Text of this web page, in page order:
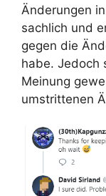
Änderungen
sachlich und
gegen die
habe. Jedoch
Meinung
umstrittenen